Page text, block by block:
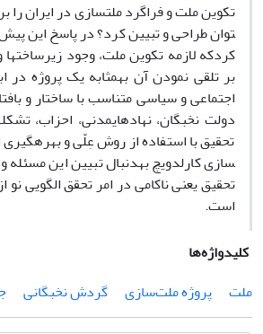
توان طراحی و تبیین کرد؟ در پاسخ این
کردکه لازمه تکوین ملت­، وجود زیرساخت­ها
بر تلقی نمودن آن به­مثابه یک پروژه در
اجتماعی و سیاسی متناسب با ساختار و
دولت نخبگان، نهادهای­­مدنی، احزاب،
سازی کارل­دویچ به­دنبال تبیین این
تحقیق یعنی ناکامی در امر تحقق الگویی نو
است.
کلیدواژه‌ها
ملت
پروژه ملت‌سازی گردش نخبگانی